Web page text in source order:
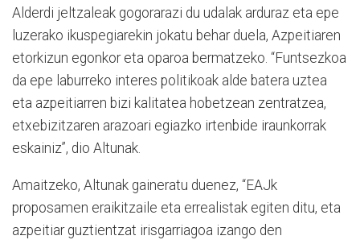
Alderdi jeltzaleak gogorarazi du udalak arduraz eta epe
luzerako ikuspegiarekin jokatu behar duela, Azpeitiaren
etorkizun egonkor eta oparoa bermatzeko. “Funtsezkoa
da epe laburreko interes politikoak alde batera uztea
eta azpeitiarren bizi kalitatea hobetzean zentratzea,
etxebizitzaren arazoari egiazko irtenbide iraunkorrak
eskainiz”, dio Altunak.
Amaitzeko, Altunak gaineratu duenez, “EAJk
proposamen eraikitzaile eta errealistak egiten ditu, eta
azpeitiar guztientzat irisgarriagoa izango den